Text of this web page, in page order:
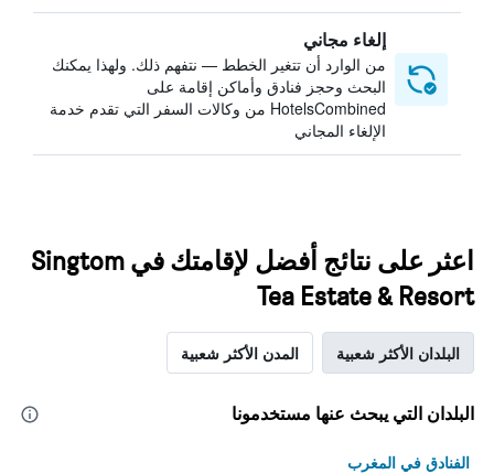
إلغاء مجاني
من الوارد أن تتغير الخطط — نتفهم ذلك. ولهذا يمكنك
البحث وحجز فنادق وأماكن إقامة على
HotelsCombined من وكالات السفر التي تقدم خدمة
الإلغاء المجاني
اعثر على نتائج أفضل لإقامتك في Singtom
Tea Estate & Resort
البلدان الأكثر شعبية المدن الأكثر شعبية
البلدان التي يبحث عنها مستخدمونا
الفنادق في المغرب